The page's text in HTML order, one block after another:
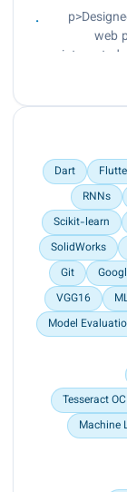
web
integrated
real-time
</p><p>
and
reliability
real-
Dart
RNNs
Scikit-learn
SolidWorks
Git
VGG16
Model
Tesseract
Machine